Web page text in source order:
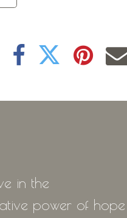
in the
power of hope